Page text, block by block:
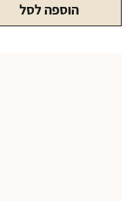
הוספה לסל